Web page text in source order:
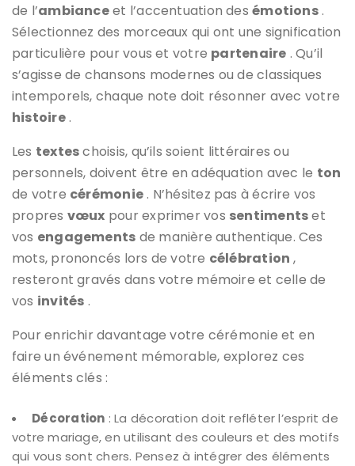
de l’ambianceet l’accentuation desémotions.
Sélectionnez des morceaux qui ont une signification
particulière pour vous et votre partenaire . Qu’il
s’agisse de chansons modernes ou de classiques
intemporels, chaque note doit résonner avec votre
histoire.
Les texteschoisis, qu’ils soient littéraires ou
personnels, doivent être en adéquation avec le ton
de votre cérémonie . N’hésitez pas à écrire vos
propres vœux pour exprimer vos sentimentset
vos engagements de manière authentique. Ces
mots, prononcés lors de votre célébration ,
resteront gravés dans votre mémoire et celle de
vos invités .
Pour enrichir davantage votre cérémonie et en
faire un événement mémorable, explorez ces
éléments clés :
Décoration : La décoration doit refléter l’esprit de
votre mariage, en utilisant des couleurs et des motifs
qui vous sont chers. Pensez à intégrer des éléments